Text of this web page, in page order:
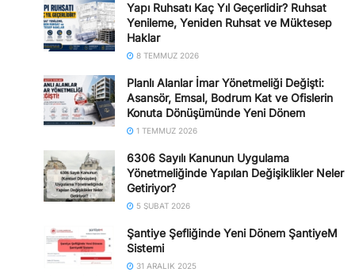
Yapı Ruhsatı Kaç Yıl Geçerlidir? Ruhsat
Yenileme, Yeniden Ruhsat ve Müktesep
Haklar
8 TEMMUZ 2026
Planlı Alanlar İmar Yönetmeliği Değişti:
Asansör, Emsal, Bodrum Kat ve Ofislerin
Konuta Dönüşümünde Yeni Dönem
1 TEMMUZ 2026
6306 Sayılı Kanunun Uygulama
Yönetmeliğinde Yapılan Değişiklikler Neler
Getiriyor?
5 ŞUBAT 2026
Şantiye Şefliğinde Yeni Dönem ŞantiyeM
Sistemi
31 ARALIK 2025